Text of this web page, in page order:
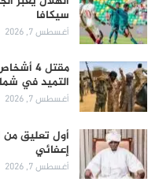
سيكافا
أغسطس 7, 2026
مقتل
التميد في
أغسطس 7, 2026
أول تعليق من
إعفائي
أغسطس 7, 2026